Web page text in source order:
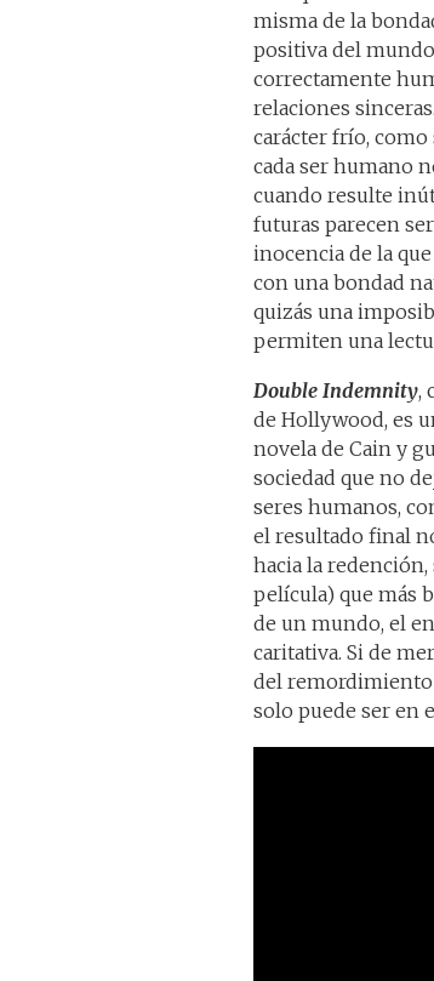
misma de la
positiva del
correctamente
relaciones
carácter frío,
cada ser humano
cuando resulte
futuras parecen
inocencia de la
con una bondad
quizás una
permiten una
Double Indemnity,
de Hollywood, es
novela de Cain y
sociedad que no
seres humanos,
el resultado final
hacia la
película) que más
de un mundo, el
caritativa. Si de
del remordimiento
solo puede ser en